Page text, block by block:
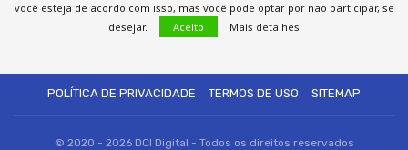
POLÍTICA DE PRIVACIDADE
TERMOS DE USO SITEMAP
© 2020 - 2026 DCI Digital - Todos os direitos reservados
você esteja de acordo com isso, mas você pode optar por não participar, se
desejar.
Aceito Mais detalhes